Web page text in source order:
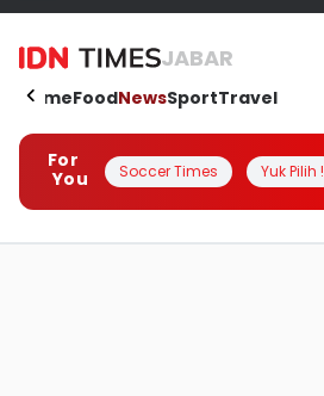
JABAR
HomeFoodNewsSportTravel
For
You
Soccer Times Yuk Pilih !